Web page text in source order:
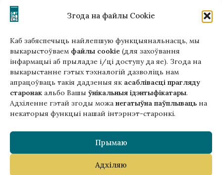
Згода на файлы Cookie
Каб забяспечыць найлепшую функцыянальнасць, мы
выкарыстоўваем файлы cookie (для захоўвання
інфармацыі аб прыладзе і/ці доступу да яе). Згода на
выкарыстанне гэтых тэхналогій дазволіць нам
апрацоўваць такія дадзеныя як асаблівасці прагляду
старонак альбо Вашы ўнікальныя ідэнтыфікатары.
Адхіленне гэтай згоды можа негатыўна паўплываць на
некаторыя функцыі нашай інтэрнэт-старонкі.
Прымаю
Адхіляю
Гэтая версія сайта створана
ў рамках праекта ArtPower
з падтрымкай Еўрапейскага Саюзу
Написать нам!